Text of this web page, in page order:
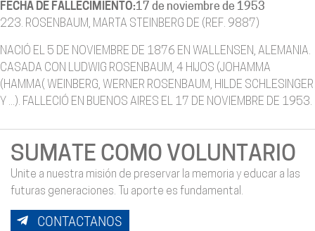
FECHA DE FALLECIMIENTO:17 de noviembre de 1953
223. ROSENBAUM, MARTA STEINBERG DE (REF. 9887)
NACIÓ EL 5 DE NOVIEMBRE DE 1876 EN WALLENSEN, ALEMANIA.
CASADA CON LUDWIG ROSENBAUM, 4 HIJOS (JOHAMMA
(HAMMA( WEINBERG, WERNER ROSENBAUM, HILDE SCHLESINGER
Y ...). FALLECIÓ EN BUENOS AIRES EL 17 DE NOVIEMBRE DE 1953.
SUMATE COMO VOLUNTARIO
Unite a nuestra misión de preservar la memoria y educar a las
futuras generaciones. Tu aporte es fundamental.
CONTACTANOS